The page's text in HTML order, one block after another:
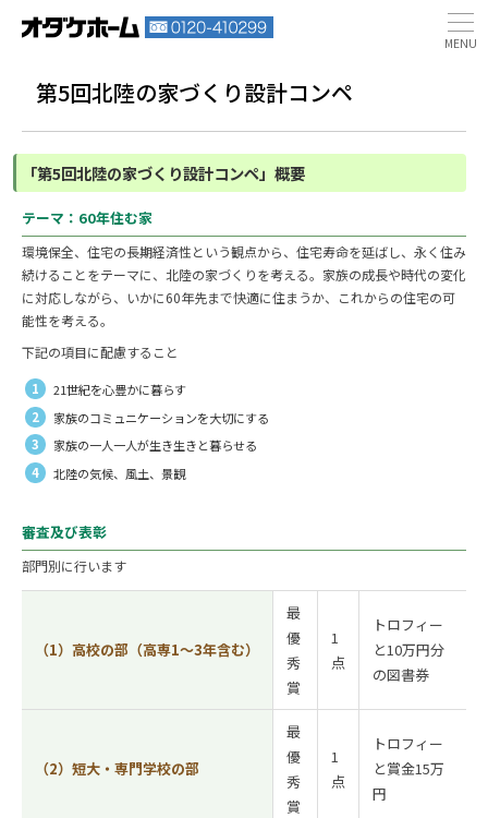
第5回北陸の家づくり設計コンペ
「第5回北陸の家づくり設計コンペ」概要
テーマ：60年住む家
環境保全、住宅の長期経済性という観点から、住宅寿命を延ばし、永く住み
続けることをテーマに、北陸の家づくりを考える。家族の成長や時代の変化
に対応しながら、いかに60年先まで快適に住まうか、これからの住宅の可
能性を考える。
下記の項目に配慮すること
21世紀を心豊かに暮らす
家族のコミュニケーションを大切にする
家族の一人一人が生き生きと暮らせる
北陸の気候、風土、景観
審査及び表彰
部門別に行います
（1）高校の部（高専1～3年含む）
最
優
秀
賞
1
点
トロフィー
と10万円分
の図書券
（2）短大・専門学校の部
最
優
秀
賞
1
点
トロフィー
と賞金15万
円